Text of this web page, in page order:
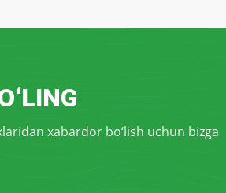
xabardor bo‘lish uchun bizga